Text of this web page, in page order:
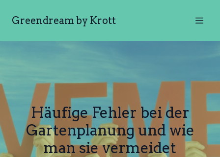
Greendream by Krott
Häufige Fehler bei der
Gartenplanung und wie
man sie vermeidet